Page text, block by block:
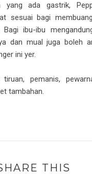
yang ada gastrik,
sesuai bagi
Bagi ibu-ibu
dan mual juga boleh
ini yer.
pemanis,
tambahan.
THIS